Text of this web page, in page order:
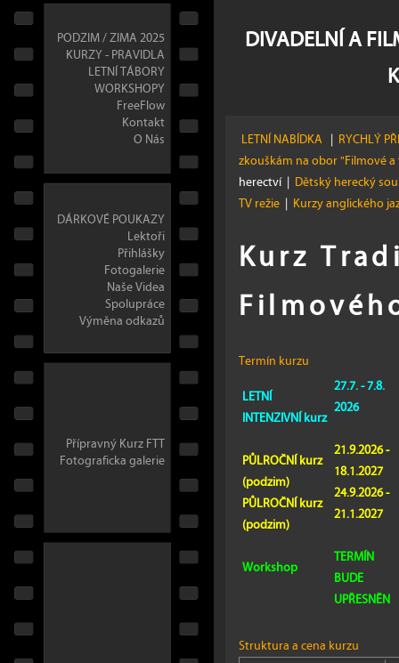
PODZIM / ZIMA 2025
KURZY - PRAVIDLA
LETNÍ TÁBORY
WORKSHOPY
FreeFlow
Kontakt
O Nás
DÁRKOVÉ POUKAZY
Lektoři
Přihlášky
Fotogalerie
Naše Videa
Spolupráce
Výměna odkazů
Přípravný Kurz FTT
Fotograficka galerie
DIVADELNÍ A
LETNÍ NABÍDKA | RYCHLÝ
zkouškám na obor "Filmové
herectví | Dětský herecký
TV režie | Kurzy anglického
Kurz
Termín kurzu
LETNÍ
INTENZIVNÍ kurz
PŮLROČNÍ kurz
(podzim)
PŮLROČNÍ kurz
(podzim)
Workshop
27.7. - 7.8.
2026
21.9.2026 -
18.1.2027
24.9.2026 -
21.1.2027
TERMÍN
BUDE
UPŘESNĚN
Struktura a cena kurzu